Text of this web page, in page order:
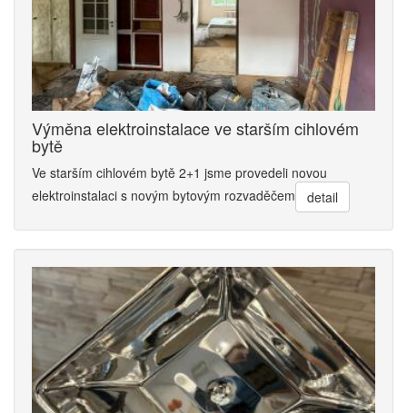
Výměna elektroinstalace ve starším cihlovém
bytě
Ve starším cihlovém bytě 2+1 jsme provedeli novou
elektroinstalaci s novým bytovým rozvaděčem
detail